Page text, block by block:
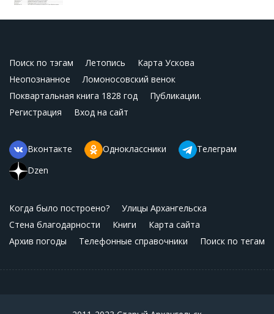
Поиск по тэгам Летопись
Карта Ускова
Неопознанное
Ломоносовский венок
Поквартальная книга 1828 год
Публикации.
Регистрация
Вход на сайт
Вконтакте Одноклассники
Телеграм
Dzen
Когда было построено?
Улицы Архангельска
Стена благодарности
Книги
Карта сайта
Архив погоды
Телефонные справочники Поиск по тегам